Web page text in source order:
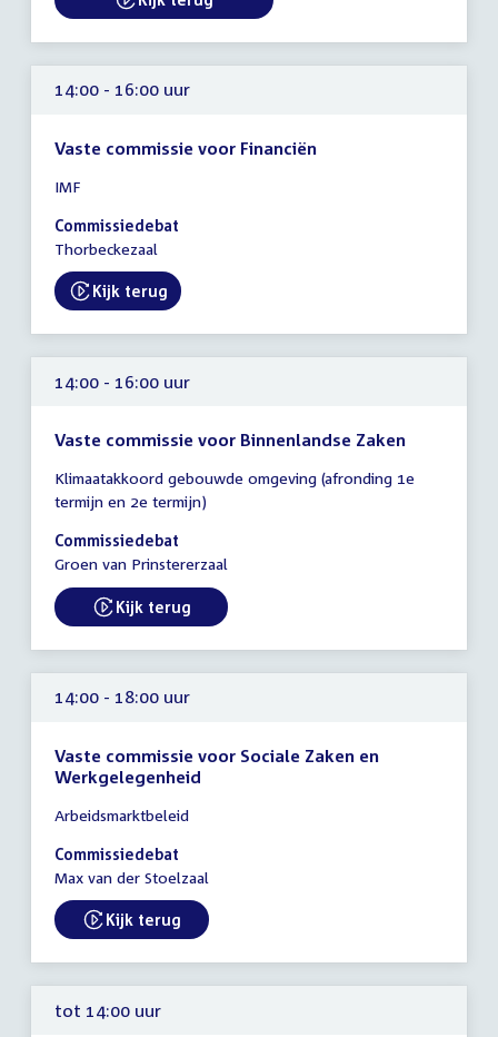
External link:
14:00 - 16:00 uur
Vaste commissie voor Financiën
vergadering
14:00
-
uur
IMF
Commissiedebat
Thorbeckezaal
External link:
Kijk terug
14:00 - 16:00 uur
Vaste commissie voor Binnenlandse Zaken
vergadering
14:00
-
16:00
Klimaatakkoord gebouwde omgeving (afronding 1e
termijn en 2e termijn)
Commissiedebat
Groen van Prinstererzaal
External link:
Kijk terug
14:00 - 18:00 uur
Vaste commissie voor Sociale Zaken en
Werkgelegenheid
vergadering
14:00
-
uur
Arbeidsmarktbeleid
Commissiedebat
Max van der Stoelzaal
External link:
Kijk terug
tot 14:00 uur